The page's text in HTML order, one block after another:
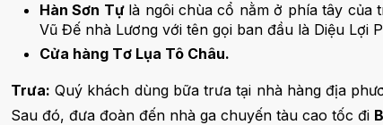
Hàn Sơn Tự là ngôi chùa cổ nằm ở phía tây của
Vũ Đế nhà Lương với tên gọi ban đầu là Diệu Lợi
Cửa hàng Tơ Lụa Tô Châu.
Trưa: Quý khách dùng bữa trưa tại nhà hàng địa
Sau đó, đưa đoàn đến nhà ga chuyến tàu cao tốc đi